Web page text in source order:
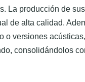
La producción de
de alta calidad.
o versiones
consolidándolos